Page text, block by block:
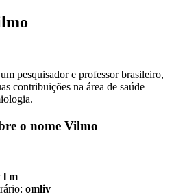
pesquisador e professor brasileiro,
contribuições na área de saúde
o nome Vilmo
l m
omliv